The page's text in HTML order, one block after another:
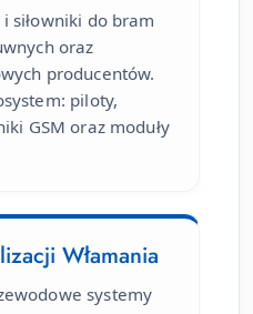
siłowniki do bram
oraz
producentów.
piloty,
GSM oraz moduły
Włamania
systemy